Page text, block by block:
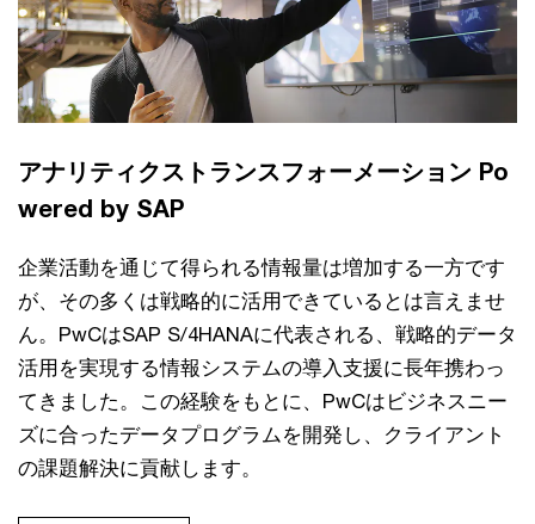
アナリティクストランスフォーメーション Po
wered by SAP
企業活動を通じて得られる情報量は増加する一方です
が、その多くは戦略的に活用できているとは言えませ
ん。PwCはSAP S/4HANAに代表される、戦略的データ
活用を実現する情報システムの導入支援に長年携わっ
てきました。この経験をもとに、PwCはビジネスニー
ズに合ったデータプログラムを開発し、クライアント
の課題解決に貢献します。